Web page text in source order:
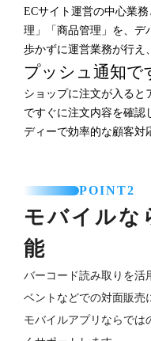
ECサイト運営の中心業
理」「商品管理」を、デ
歩かずに運営業務が行え
プッシュ通知で
ショップに注文が入ると
ですぐに注文内容を確認
ディーで効率的な顧客対
POINT2
モバイルな
能
バーコード読み取りを活
ベントなどでの対面販売
モバイルアプリならでは